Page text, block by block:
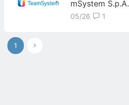
mSystem S.p.A.
05/26 1
1